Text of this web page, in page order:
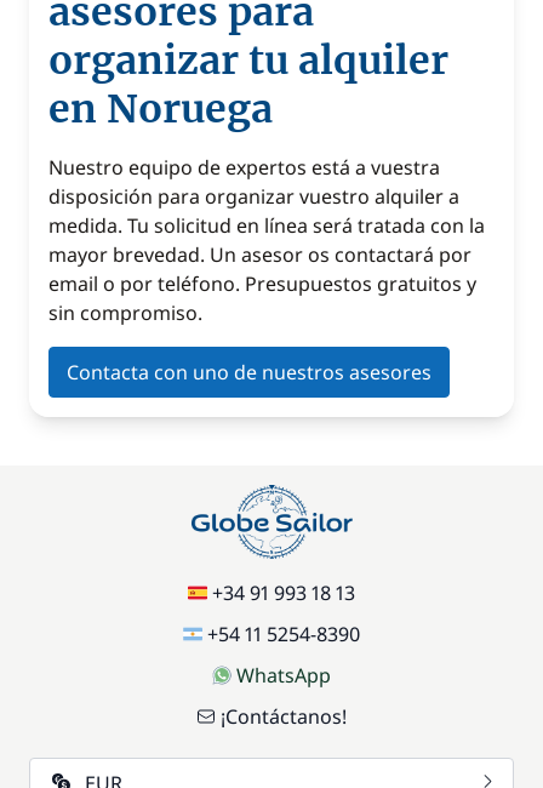
asesores para
organizar tu alquiler
en Noruega
Nuestro equipo de expertos está a vuestra
disposición para organizar vuestro alquiler a
medida. Tu solicitud en línea será tratada con la
mayor brevedad. Un asesor os contactará por
email o por teléfono. Presupuestos gratuitos y
sin compromiso.
Contacta con uno de nuestros asesores
+34 91 993 18 13
+54 11 5254-8390
WhatsApp
¡Contáctanos!